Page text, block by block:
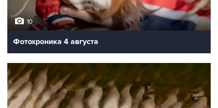
10
Фотохроника 4 августа